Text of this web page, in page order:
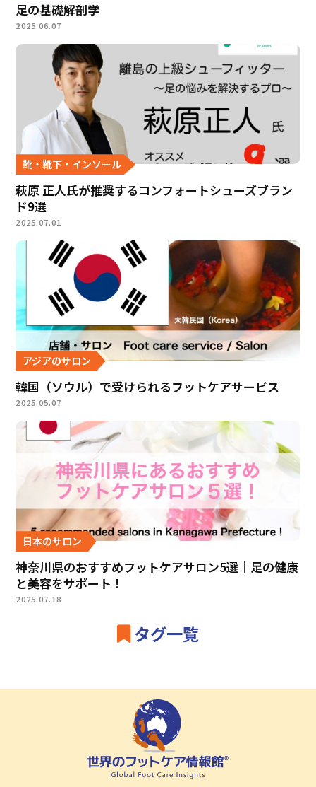
足の基礎解剖学
2025.06.07
靴・靴下・インソール
萩原 正人氏が推奨するコンフォートシューズブラン
ド9選
2025.07.01
アジアのサロン
韓国（ソウル）で受けられるフットケアサービス
2025.05.07
日本のサロン
神奈川県のおすすめフットケアサロン5選｜足の健康
と美容をサポート！
2025.07.18
タグ一覧